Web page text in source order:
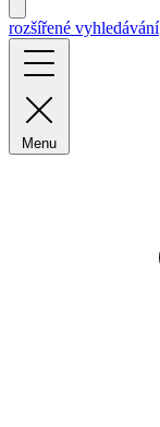
rozšířené vyhledávání
Menu